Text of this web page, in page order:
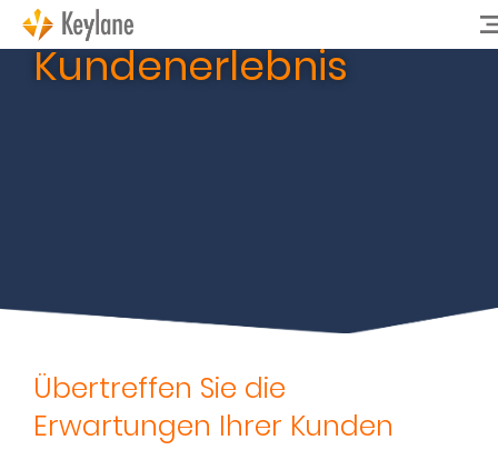
Kundenerlebnis
Übertreffen Sie die
Erwartungen Ihrer Kunden